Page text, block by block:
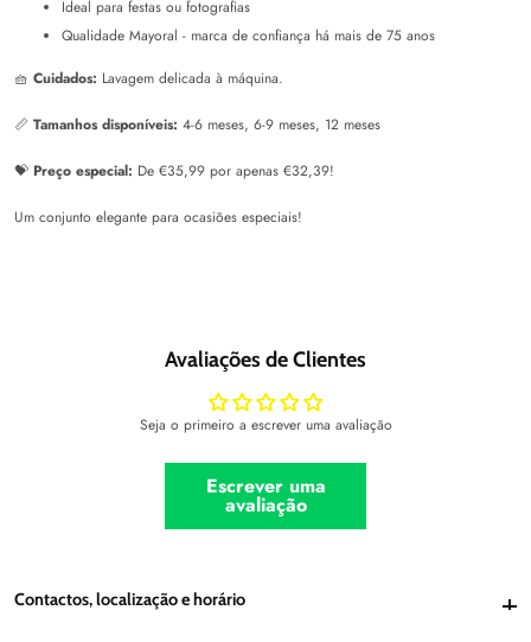
Ideal para festas ou fotografias
Qualidade Mayoral - marca de confiança há mais de 75 anos
🧺 Cuidados: Lavagem delicada à máquina.
📏 Tamanhos disponíveis: 4-6 meses, 6-9 meses, 12 meses
💝 Preço especial: De €35,99 por apenas €32,39!
Um conjunto elegante para ocasiões especiais!
Avaliações de Clientes
Seja o primeiro a escrever uma avaliação
Escrever uma
avaliação
Contactos, localização e horárioContactos, localização e horário